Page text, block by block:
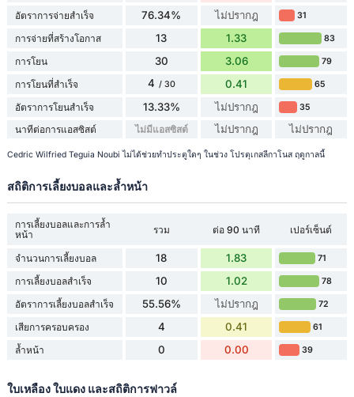
อัตราการจ่ายสำเร็จ 76.34% ไม่ปรากฎ 31
การจ่ายที่สร้างโอกาส 13 1.33 83
การโยน 30 3.06 79
การโยนที่สำเร็จ 4 / 30 0.41 65
อัตราการโยนสำเร็จ 13.33% ไม่ปรากฎ 35
นาทีต่อการแอสซิสต์ ไม่มีแอสซิสต์ ไม่ปรากฎ ไม่ปรากฎ
Cedric Wilfried Teguia Noubi ไม่ได้ช่วยทำประตูใดๆ ในช่วง โปรตุเกสลีกาโนส ฤดูกาลนี้
สถิติการเลี้ยงบอลและล้ำหน้า
การเลี้ยงบอลและการล้ำ
หน้า
รวม ต่อ 90 นาที เปอร์เซ็นต์
จำนวนการเลี้ยงบอล 18 1.83 71
การเลี้ยงบอลสำเร็จ 10 1.02 78
อัตราการเลี้ยงบอลสำเร็จ 55.56% ไม่ปรากฎ 72
เสียการครอบครอง 4 0.41 61
ล้ำหน้า 0 0.00 39
ใบเหลือง ใบแดง และสถิติการฟาวล์